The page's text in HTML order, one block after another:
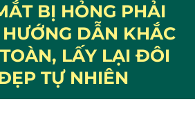
BỊ HỎNG PHẢI
DẪN KHẮC
LẤY LẠI ĐÔI
TỰ NHIÊN